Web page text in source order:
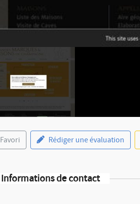
Favori Rédiger une évaluation
Informations de contact